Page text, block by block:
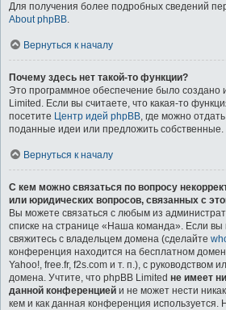
Для получения более подробных сведений
About phpBB.
Вернуться к началу
Почему здесь нет такой-то функции?
Это программное обеспечение было создано
Limited. Если вы считаете, что какая-то
посетите Центр идей phpBB, где можно
поданные идеи или предложить собственные.
Вернуться к началу
С кем можно связаться по вопросу
или юридических вопросов, связанных с
Вы можете связаться с любым из
списке на странице «Наша команда». Если вы
свяжитесь с владельцем домена (сделайте
конференция находится на бесплатном
Yahoo!, free.fr, f2s.com и т. п.), с руководством
домена. Учтите, что phpBB Limited не имеет
данной конференцией и не может нести
кем и как данная конференция используется.